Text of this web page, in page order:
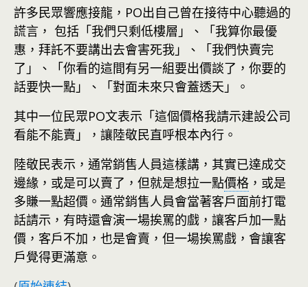
許多民眾響應接龍，PO出自己曾在接待中心聽過的
謊言， 包括「我們只剩低樓層」、「我算你最優
惠，拜託不要講出去會害死我」、「我們快賣完
了」、「你看的這間有另一組要出價談了，你要的
話要快一點」、「對面未來只會蓋透天」。
其中一位民眾PO文表示「這個價格我請示建設公司
看能不能賣」，讓陸敬民直呼根本內行。
陸敬民表示，通常銷售人員這樣講，其實已達成交
邊緣，或是可以賣了，但就是想拉一點價格 ，或是
多賺一點超價。通常銷售人員會當著客戶面前打電
話請示，有時還會演一場挨罵的戲，讓客戶加一點
價，客戶不加，也是會賣，但一場挨罵戲，會讓客
戶覺得更滿意。